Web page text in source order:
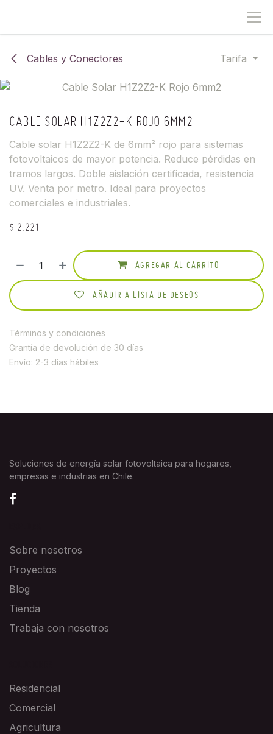
Cables y Conectores Tarifa
CABLE SOLAR H1Z2Z2-K ROJO 6MM2
Cable solar H1Z2Z2-K de 6mm² rojo para sistemas
fotovoltaicos de mayor potencia. Reduce pérdidas en
tramos largos. Doble aislación certificada, resistencia
UV. Venta por metro. Ideal para proyectos
comerciales e industriales.
$ 2.221
AGREGAR AL CARRITO
AÑADIR A LISTA DE DESEOS
Términos y condiciones
Grantía de devolución de 30 días
Envío: 2-3 días hábiles
Soluciones de energía solar fotovoltaica para hogares,
empresas e industrias en Chile.
Sobre nosotros
Proyectos
Blog
Tienda
Trabaja con nosotros
Residencial
Comercial
Agricultura